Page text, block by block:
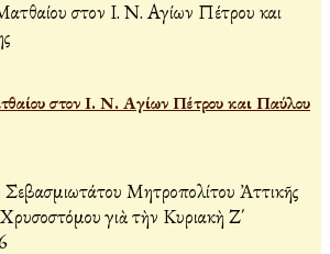
στον Ι. Ν. Αγίων Πέτρου και Παύλου